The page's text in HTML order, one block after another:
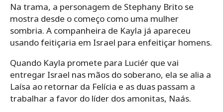
Na trama, a personagem de Stephany Brito se
mostra desde o começo como uma mulher
sombria. A companheira de Kayla já apareceu
usando feitiçaria em Israel para enfeitiçar homens.
Quando Kayla promete para Luciér que vai
entregar Israel nas mãos do soberano, ela se alia a
Laísa ao retornar da Felícia e as duas passam a
trabalhar a favor do líder dos amonitas, Naás.